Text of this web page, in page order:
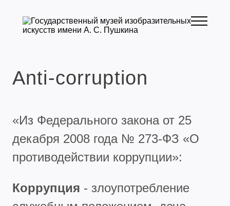
Anti-corruption
«Из Федерального закона от 25
декабря 2008 года № 273-ФЗ «О
противодействии коррупции»:
Коррупция - злоупотребление